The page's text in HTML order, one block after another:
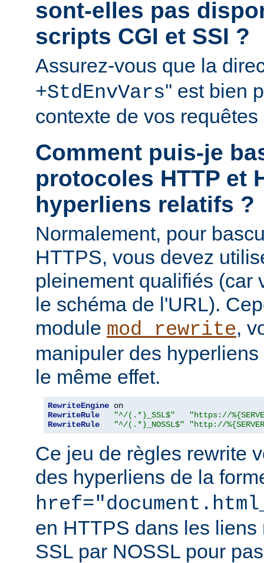
sont-elles pas
scripts CGI et SSI ?
Assurez-vous que la
+StdEnvVars'' est bien
contexte de vos requêtes
Comment puis-je
protocoles HTTP et
hyperliens relatifs ?
Normalement, pour
HTTPS, vous devez
pleinement qualifiés (car
le schéma de l'URL).
module mod_rewrite,
manipuler des
le même effet.
RewriteEngine
RewriteRule
"^/(.*)_SSL$"
"https://
RewriteRule
"^/(.*)_NOSSL$" "http://
Ce jeu de règles rewrite
des hyperliens de la
en HTTPS dans les
SSL par NOSSL pour